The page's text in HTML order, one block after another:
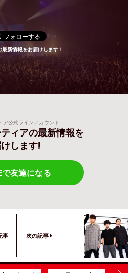
最新情報をお届けします！
ア公式ラインアカウント
ティアの最新情報を
します!
で友達になる
事 次の記事